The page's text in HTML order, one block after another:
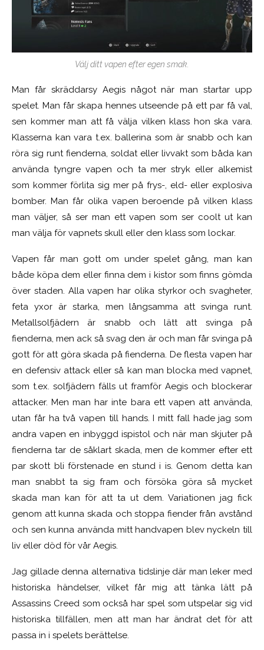
Välj ditt vapen efter egen smak.
Man får skräddarsy Aegis något när man startar upp
spelet. Man får skapa hennes utseende på ett par få val,
sen kommer man att få välja vilken klass hon ska vara.
Klasserna kan vara t.ex. ballerina som är snabb och kan
röra sig runt fienderna, soldat eller livvakt som båda kan
använda tyngre vapen och ta mer stryk eller alkemist
som kommer förlita sig mer på frys-, eld- eller explosiva
bomber. Man får olika vapen beroende på vilken klass
man väljer, så ser man ett vapen som ser coolt ut kan
man välja för vapnets skull eller den klass som lockar.
Vapen får man gott om under spelet gång, man kan
både köpa dem eller finna dem i kistor som finns gömda
över staden. Alla vapen har olika styrkor och svagheter,
feta yxor är starka, men långsamma att svinga runt.
Metallsolfjädern är snabb och lätt att svinga på
fienderna, men ack så svag den är och man får svinga på
gott för att göra skada på fienderna. De flesta vapen har
en defensiv attack eller så kan man blocka med vapnet,
som t.ex. solfjädern fälls ut framför Aegis och blockerar
attacker. Men man har inte bara ett vapen att använda,
utan får ha två vapen till hands. I mitt fall hade jag som
andra vapen en inbyggd ispistol och när man skjuter på
fienderna tar de såklart skada, men de kommer efter ett
par skott bli förstenade en stund i is. Genom detta kan
man snabbt ta sig fram och försöka göra så mycket
skada man kan för att ta ut dem. Variationen jag fick
genom att kunna skada och stoppa fiender från avstånd
och sen kunna använda mitt handvapen blev nyckeln till
liv eller död för vår Aegis.
Jag gillade denna alternativa tidslinje där man leker med
historiska händelser, vilket får mig att tänka lätt på
Assassins Creed som också har spel som utspelar sig vid
historiska tillfällen, men att man har ändrat det för att
passa in i spelets berättelse.